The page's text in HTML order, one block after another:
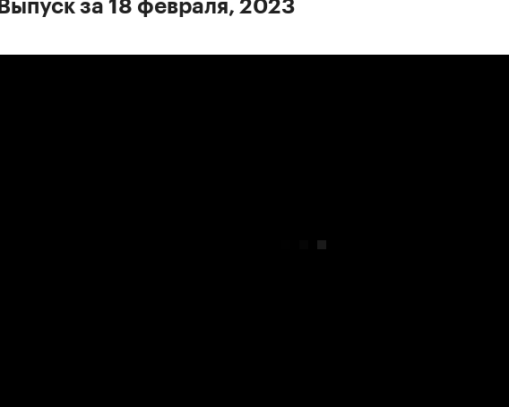
Выпуск за 18 февраля, 2023